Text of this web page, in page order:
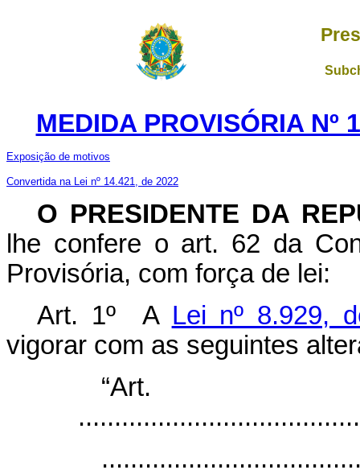
MEDIDA PROVISÓRIA Nº
Exposição de motivos
Convertida na Lei nº 14.421, de 2022
O PRESIDENTE DA
lhe confere o art. 62 da
Provisória, com força de lei:
Art. 1º A Lei nº 8.929,
vigorar com as seguintes